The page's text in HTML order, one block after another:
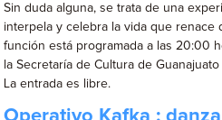
Sin duda alguna, se trata de una
interpela y celebra la vida que renace
función está programada a las 20:00
la Secretaría de Cultura de
La entrada es libre.